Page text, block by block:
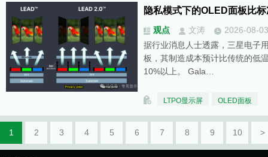
隐私模式下的OLED面板比
观点 文涛
2026-08-03
据行业消息人士透露，三星电子
板，其制造成本预计比传统的低
10%以上。 Gala…
LTPO显示屏 OLED面板
1 2 3 4 5 6 7 8 9 10 >